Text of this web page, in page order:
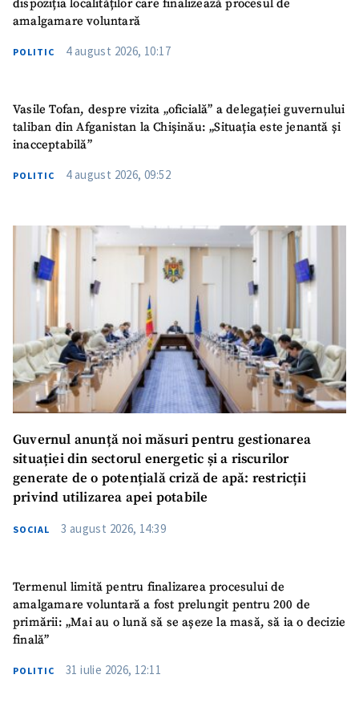
dispoziția localităților care finalizează procesul de
amalgamare voluntară
POLITIC 4 august 2026, 10:17
Vasile Tofan, despre vizita „oficială” a delegației guvernului
taliban din Afganistan la Chișinău: „Situația este jenantă și
inacceptabilă”
POLITIC 4 august 2026, 09:52
Guvernul anunță noi măsuri pentru gestionarea
situației din sectorul energetic și a riscurilor
generate de o potențială criză de apă: restricții
privind utilizarea apei potabile
SOCIAL 3 august 2026, 14:39
Termenul limită pentru finalizarea procesului de
amalgamare voluntară a fost prelungit pentru 200 de
primării: „Mai au o lună să se așeze la masă, să ia o decizie
finală”
POLITIC 31 iulie 2026, 12:11